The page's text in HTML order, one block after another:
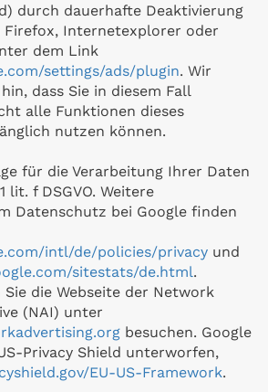
durch dauerhafte Deaktivierung
Firefox, Internetexplorer oder
dem Link
settings/ads/plugin. Wir
dass Sie in diesem Fall
alle Funktionen dieses
nutzen können.
für die Verarbeitung Ihrer Daten
lit. f DSGVO. Weitere
Datenschutz bei Google finden
intl/de/policies/privacy und
sitestats/de.html.
die Webseite der Network
(NAI) unter
besuchen. Google
Privacy Shield unterworfen,
EU-US-Framework.